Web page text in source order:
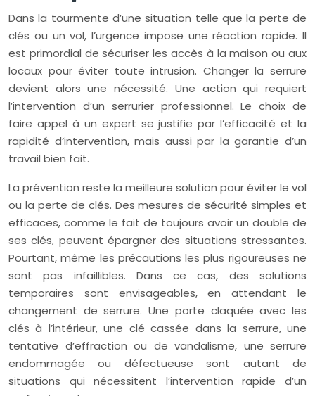
Dans la tourmente d’une situation telle que la perte de
clés ou un vol, l’urgence impose une réaction rapide. Il
est primordial de sécuriser les accès à la maison ou aux
locaux pour éviter toute intrusion. Changer la serrure
devient alors une nécessité. Une action qui requiert
l’intervention d’un serrurier professionnel. Le choix de
faire appel à un expert se justifie par l’efficacité et la
rapidité d’intervention, mais aussi par la garantie d’un
travail bien fait.
La prévention reste la meilleure solution pour éviter le vol
ou la perte de clés. Des mesures de sécurité simples et
efficaces, comme le fait de toujours avoir un double de
ses clés, peuvent épargner des situations stressantes.
Pourtant, même les précautions les plus rigoureuses ne
sont pas infaillibles. Dans ce cas, des solutions
temporaires sont envisageables, en attendant le
changement de serrure. Une porte claquée avec les
clés à l’intérieur, une clé cassée dans la serrure, une
tentative d’effraction ou de vandalisme, une serrure
endommagée ou défectueuse sont autant de
situations qui nécessitent l’intervention rapide d’un